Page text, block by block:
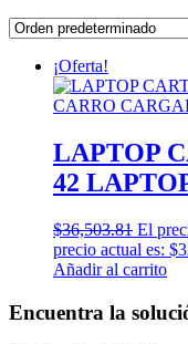
¡Oferta!
LAPTOP
42
$36,503.81 El
precio actual es:
Añadir al carrito
Encuentra la